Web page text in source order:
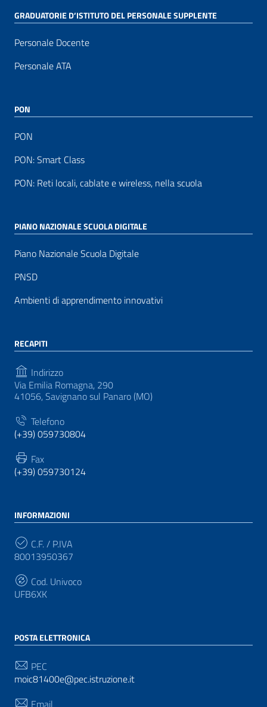
GRADUATORIE D’ISTITUTO DEL PERSONALE SUPPLENTE
Personale Docente
Personale ATA
PON
PON
PON: Smart Class
PON: Reti locali, cablate e wireless, nella scuola
PIANO NAZIONALE SCUOLA DIGITALE
Piano Nazionale Scuola Digitale
PNSD
Ambienti di apprendimento innovativi
RECAPITI
Indirizzo
Via Emilia Romagna, 290
41056, Savignano sul Panaro (MO)
Telefono
(+39) 059730804
Fax
(+39) 059730124
INFORMAZIONI
C.F. / P.IVA
80013950367
Cod. Univoco
UFB6XK
POSTA ELETTRONICA
PEC
moic81400e@pec.istruzione.it
Email